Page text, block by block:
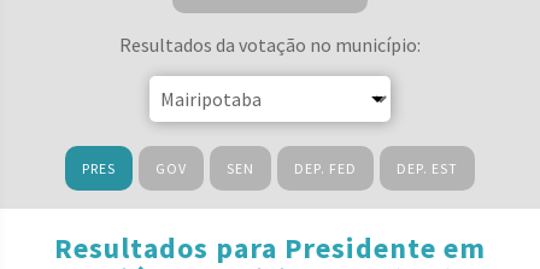
Resultados da votação no município:
PRES GOV SEN DEP. FED DEP. EST
Resultados para Presidente em